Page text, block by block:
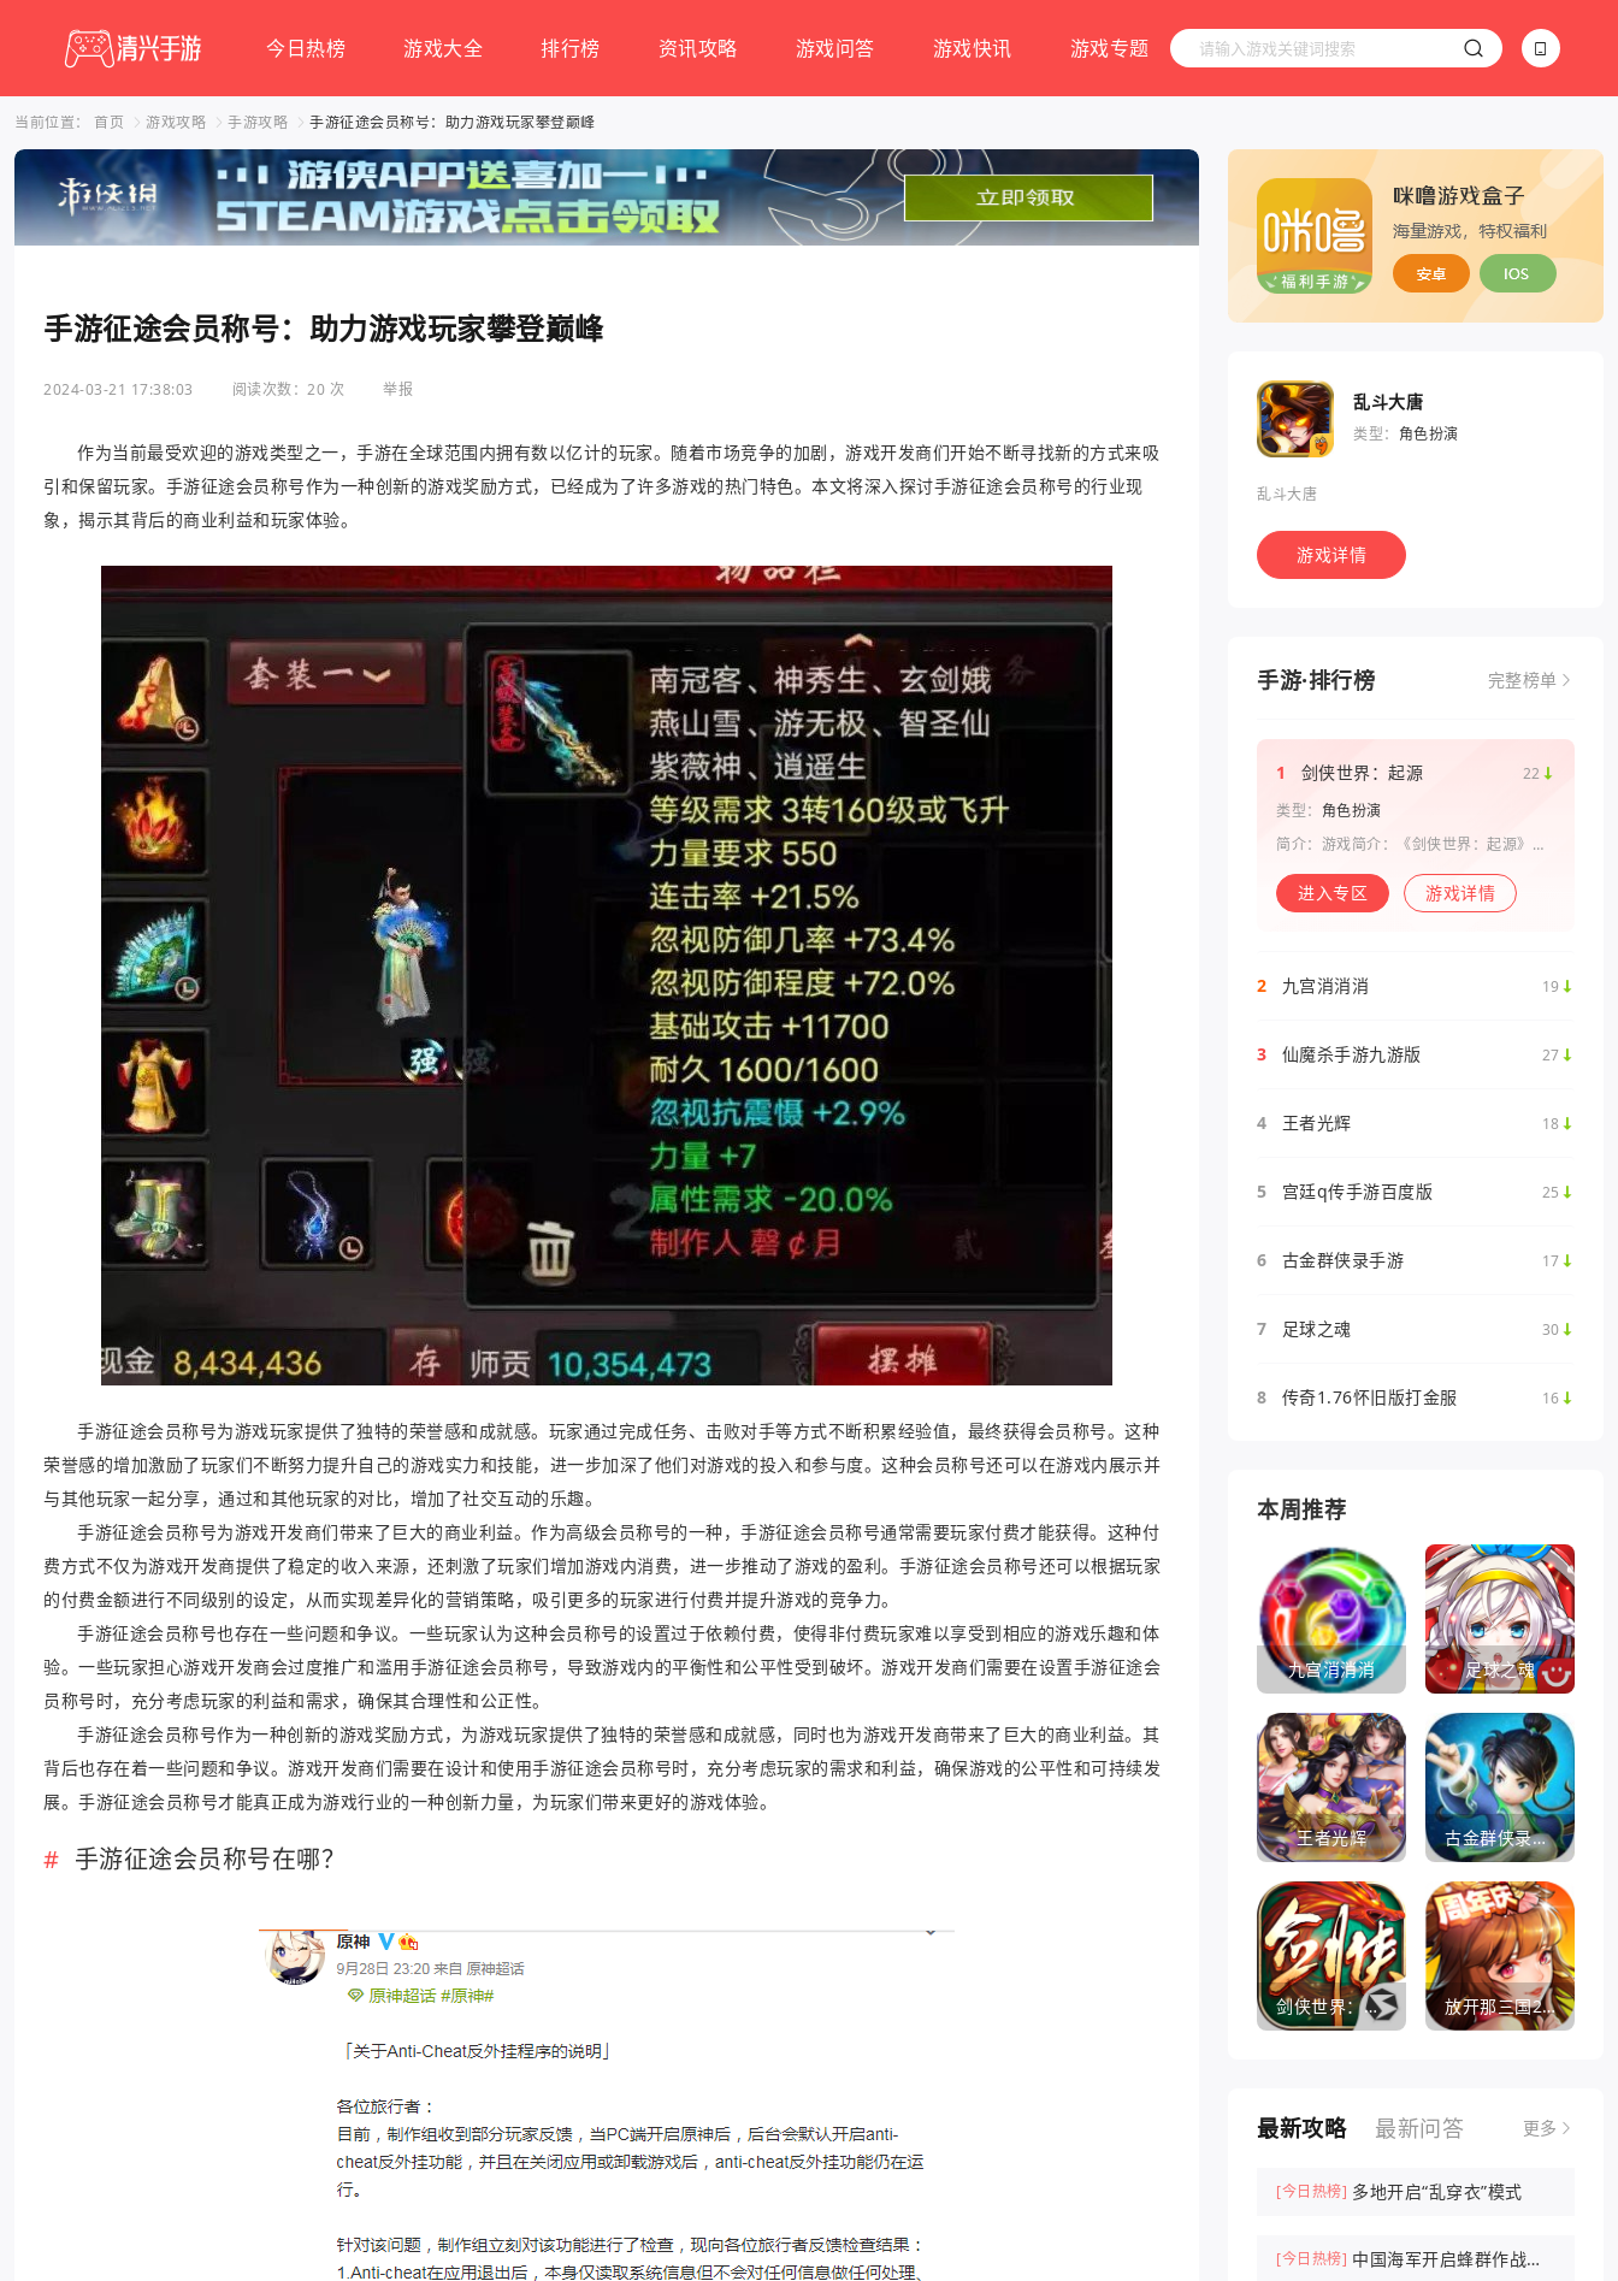
今日热榜 游戏大全 排行榜 资讯攻略 游戏问答 游戏快讯 游戏专题
当前位置： 首页 游戏攻略 手游攻略 手游征途会员称号：助力游戏玩家攀登巅峰
手游征途会员称号：助力游戏玩家攀登巅峰
2024-03-21 17:38:03 阅读次数：20 次 举报
作为当前最受欢迎的游戏类型之一，手游在全球范围内拥有数以亿计的玩家。随着市场竞争的加剧，游戏开发商们开始不断寻找新的方式来吸
引和保留玩家。手游征途会员称号作为一种创新的游戏奖励方式，已经成为了许多游戏的热门特色。本文将深入探讨手游征途会员称号的行业现
象，揭示其背后的商业利益和玩家体验。
手游征途会员称号为游戏玩家提供了独特的荣誉感和成就感。玩家通过完成任务、击败对手等方式不断积累经验值，最终获得会员称号。这种
荣誉感的增加激励了玩家们不断努力提升自己的游戏实力和技能，进一步加深了他们对游戏的投入和参与度。这种会员称号还可以在游戏内展示并
与其他玩家一起分享，通过和其他玩家的对比，增加了社交互动的乐趣。
手游征途会员称号为游戏开发商们带来了巨大的商业利益。作为高级会员称号的一种，手游征途会员称号通常需要玩家付费才能获得。这种付
费方式不仅为游戏开发商提供了稳定的收入来源，还刺激了玩家们增加游戏内消费，进一步推动了游戏的盈利。手游征途会员称号还可以根据玩家
的付费金额进行不同级别的设定，从而实现差异化的营销策略，吸引更多的玩家进行付费并提升游戏的竞争力。
手游征途会员称号也存在一些问题和争议。一些玩家认为这种会员称号的设置过于依赖付费，使得非付费玩家难以享受到相应的游戏乐趣和体
验。一些玩家担心游戏开发商会过度推广和滥用手游征途会员称号，导致游戏内的平衡性和公平性受到破坏。游戏开发商们需要在设置手游征途会
员称号时，充分考虑玩家的利益和需求，确保其合理性和公正性。
手游征途会员称号作为一种创新的游戏奖励方式，为游戏玩家提供了独特的荣誉感和成就感，同时也为游戏开发商带来了巨大的商业利益。其
背后也存在着一些问题和争议。游戏开发商们需要在设计和使用手游征途会员称号时，充分考虑玩家的需求和利益，确保游戏的公平性和可持续发
展。手游征途会员称号才能真正成为游戏行业的一种创新力量，为玩家们带来更好的游戏体验。
手游征途会员称号在哪？
乱斗大唐
类型： 角色扮演
乱斗大唐
游戏详情
手游·排行榜 完整榜单
1 剑侠世界：起源
22
类型： 角色扮演
简介：游戏简介：《剑侠世界：起源》是
系列手游。复刻《剑侠世界》端游玩法和
画面，还原“剑侠情缘”端游时代的特色设
进入专区 游戏详情
2 九宫消消消 19
3 仙魔杀手游九游版 27
4 王者光辉 18
5 宫廷q传手游百度版 25
6 古金群侠录手游 17
7 足球之魂 30
8 传奇1.76怀旧版打金服 16
本周推荐
九宫消消消 足球之魂
王者光辉 古金群侠录手游
剑侠世界：起源 放开那三国2360版
最新攻略 最新问答 更多
[今日热榜] 多地开启“乱穿衣”模式
[今日热榜] 中国海军开启蜂群作战时